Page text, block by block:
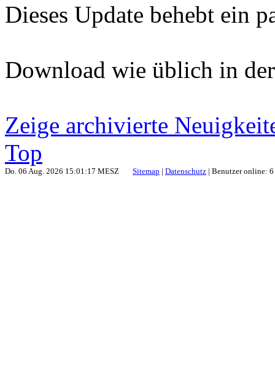
Dieses Update behebt ein
Download wie üblich in
Zeige archivierte
Top
Do. 06 Aug. 2026 15:01:17 MESZ Sitemap | Datenschutz | Benutzer online: